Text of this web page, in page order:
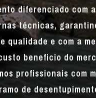
diferenciado com
técnicas,
qualidade e com a
beneficio do
profissionais com
de